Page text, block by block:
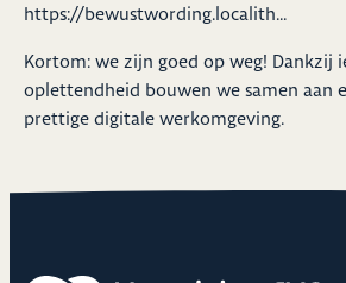
https://bewustwording.localith...
Kortom: we zijn goed op weg! Dankzij
oplettendheid bouwen we samen aan
prettige digitale werkomgeving.